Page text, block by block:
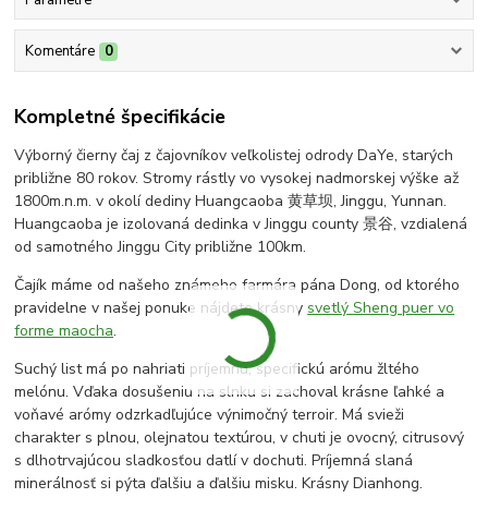
Komentáre 0
Kompletné špecifikácie
Výborný čierny čaj z čajovníkov veľkolistej odrody DaYe, starých
približne 80 rokov. Stromy rástly vo vysokej nadmorskej výške až
1800m.n.m. v okolí dediny Huangcaoba 黄草坝, Jinggu, Yunnan.
Huangcaoba je izolovaná dedinka v Jinggu county 景谷, vzdialená
od samotného Jinggu City približne 100km.
Čajík máme od našeho známeho farmára pána Dong, od ktorého
pravidelne v našej ponuke nájdete krásny svetlý Sheng puer vo
forme maocha.
Suchý list má po nahriati príjemnú, špecifickú arómu žltého
melónu. Vďaka dosušeniu na slnku si zachoval krásne ľahké a
voňavé arómy odzrkadľujúce výnimočný terroir. Má svieži
charakter s plnou, olejnatou textúrou, v chuti je ovocný, citrusový
s dlhotrvajúcou sladkosťou datlí v dochuti. Príjemná slaná
minerálnosť si pýta ďalšiu a ďalšiu misku. Krásny Dianhong.